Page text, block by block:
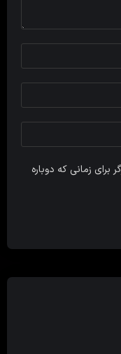
برای زمانی که دوباره